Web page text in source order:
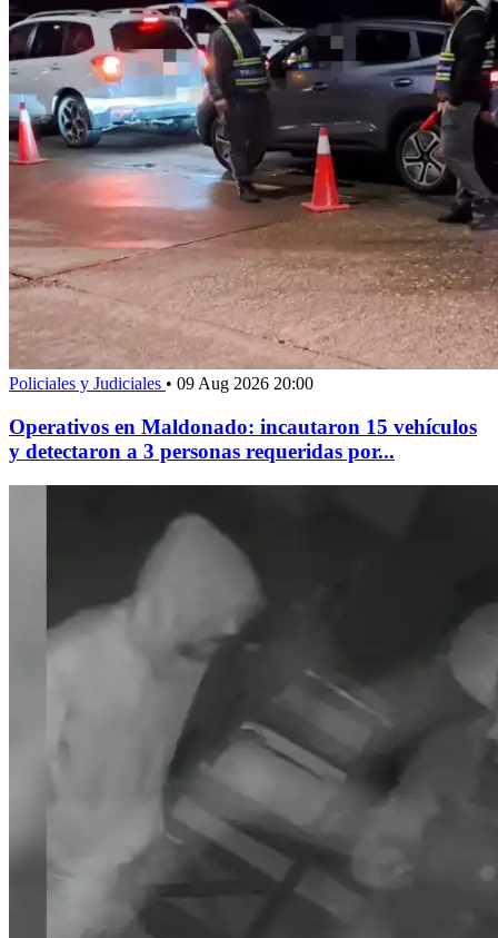
Policiales y Judiciales • 09 Aug 2026 20:00
Operativos en Maldonado: incautaron 15 vehículos
y detectaron a 3 personas requeridas por...